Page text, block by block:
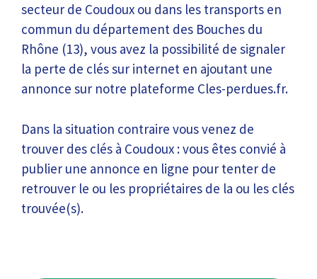
secteur de Coudoux ou dans les transports en
commun du département des Bouches du
Rhône (13), vous avez la possibilité de signaler
la perte de clés sur internet en ajoutant une
annonce sur notre plateforme Cles-perdues.fr.
Dans la situation contraire vous venez de
trouver des clés à Coudoux : vous êtes convié à
publier une annonce en ligne pour tenter de
retrouver le ou les propriétaires de la ou les clés
trouvée(s).